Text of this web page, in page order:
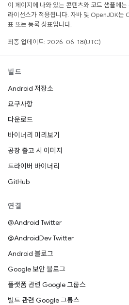
이 페이지에 나와 있는 콘텐츠와 코드 샘플에는
라이선스가 적용됩니다. 자바 및 OpenJDK
표 또는 등록 상표입니다.
최종 업데이트: 2026-06-18(UTC)
빌드
Android 저장소
요구사항
다운로드
바이너리 미리보기
공장 출고 시 이미지
드라이버 바이너리
GitHub
연결
@Android Twitter
@AndroidDev Twitter
Android 블로그
Google 보안 블로그
플랫폼 관련 Google 그룹스
빌드 관련 Google 그룹스